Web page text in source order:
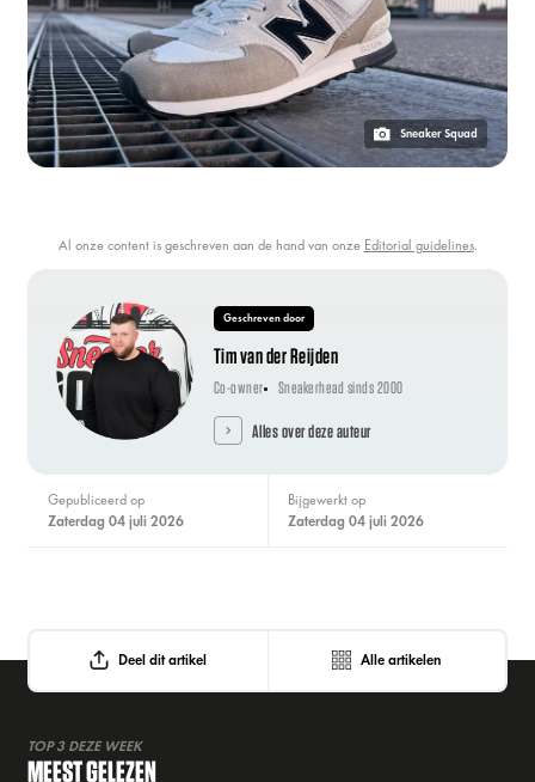
Sneaker Squad
Al onze content is geschreven aan de hand van onze Editorial guidelines.
Geschreven door
Tim van der Reijden
Co-owner Sneakerhead sinds 2000
Alles over deze auteur
Gepubliceerd op
zaterdag 04 juli 2026
Bijgewerkt op
zaterdag 04 juli 2026
Deel dit artikel Alle artikelen
TOP 3 DEZE WEEK
MEEST GELEZEN